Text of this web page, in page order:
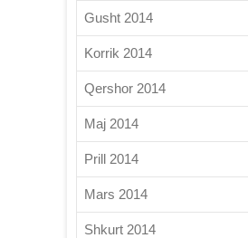
Gusht 2014
Korrik 2014
Qershor 2014
Maj 2014
Prill 2014
Mars 2014
Shkurt 2014